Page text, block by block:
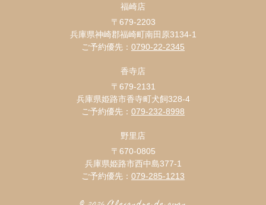
福崎店
〒679-2203
兵庫県神崎郡福崎町南田原3134-1
ご予約優先： 0790-22-2345
香寺店
〒679-2131
兵庫県姫路市香寺町犬飼328-4
ご予約優先： 079-232-8998
野里店
〒670-0805
兵庫県姫路市西中島377-1
ご予約優先： 079-285-1213